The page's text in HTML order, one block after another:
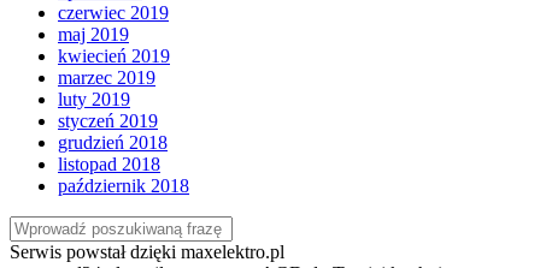
czerwiec 2019
maj 2019
kwiecień 2019
marzec 2019
luty 2019
styczeń 2019
grudzień 2018
listopad 2018
październik 2018
Serwis powstał dzięki maxelektro.pl